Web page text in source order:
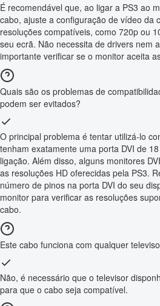
É recomendável que, ao ligar a PS3 ao
cabo, ajuste a configuração de vídeo da
resoluções compatíveis, como 720p ou
seu ecrã. Não necessita de drivers nem
importante verificar se o monitor aceita
Quais são os problemas de
podem ser evitados?
O principal problema é tentar utilizá-lo
tenham exatamente uma porta DVI de
ligação. Além disso, alguns monitores
as resoluções HD oferecidas pela PS3.
número de pinos na porta DVI do seu
monitor para verificar as resoluções
cabo.
Este cabo funciona com qualquer
Não, é necessário que o televisor
para que o cabo seja compatível.